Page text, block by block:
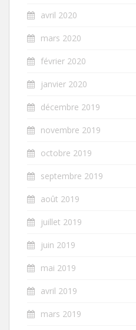
avril 2020
mars 2020
février 2020
janvier 2020
décembre 2019
novembre 2019
octobre 2019
septembre 2019
août 2019
juillet 2019
juin 2019
mai 2019
avril 2019
mars 2019